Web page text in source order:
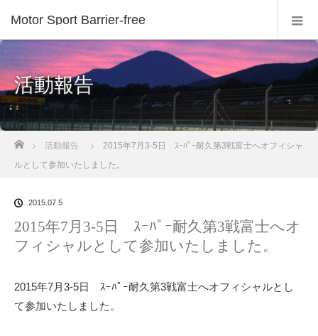
Motor Sport Barrier-free
活動報告
ホーム
活動報告
2015年7月3-5日 ｽｰﾊﾟｰ耐久第3戦富士へオフィシャ
ルとして参加いたしました。
2015.07.5
2015年7月3-5日 ｽｰﾊﾟｰ耐久第3戦富士へオ
フィシャルとして参加いたしました。
2015年7月3-5日 ｽｰﾊﾟｰ耐久第3戦富士へオフィシャルとし
て参加いたしました。